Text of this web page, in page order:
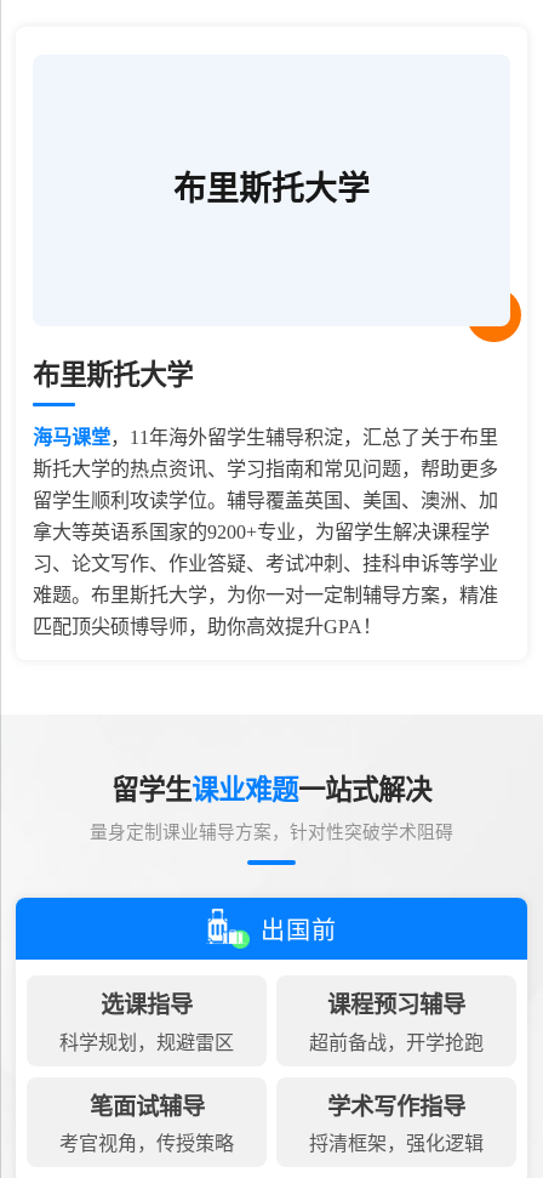
布里斯托大学
布里斯托大学
海马课堂， 11年海外留学生辅导积淀，汇总了关于布里
斯托大学的热点资讯、学习指南和常见问题，帮助更多
留学生顺利攻读学位。辅导覆盖英国、美国、澳洲、加
拿大等英语系国家的9200+专业，为留学生解决课程学
习、论文写作、作业答疑、考试冲刺、挂科申诉等学业
难题。布里斯托大学，为你一对一定制辅导方案，精准
匹配顶尖硕博导师，助你高效提升GPA！
留学生课业难题一站式解决
量身定制课业辅导方案，针对性突破学术阻碍
出国前
选课指导
科学规划，规避雷区
课程预习辅导
超前备战，开学抢跑
笔面试辅导
考官视角，传授策略
学术写作指导
捋清框架，强化逻辑